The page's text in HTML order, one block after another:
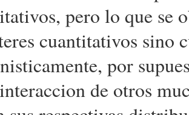
pero lo que se
cuantitativos sino
por
de otros